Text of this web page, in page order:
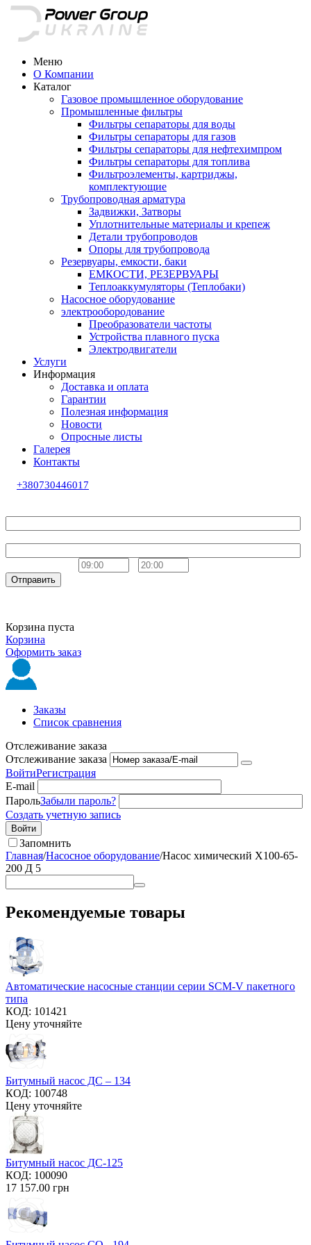
Меню
О Компании
Каталог
Газовое промышленное оборудование
Промышленные фильтры
Фильтры сепараторы для воды
Фильтры сепараторы для газов
Фильтры сепараторы для нефтехимпром
Фильтры сепараторы для топлива
Фильтроэлементы, картриджы,
комплектующие
Трубопроводная арматура
Задвижки, Затворы
Уплотнительные материалы и крепеж
Детали трубопроводов
Опоры для трубопровода
Резервуары, емкости, баки
ЕМКОСТИ, РЕЗЕРВУАРЫ
Теплоаккумуляторы (Теплобаки)
Насосное оборудование
электрообородование
Преобразователи частоты
Устройства плавного пуска
Электродвигатели
Услуги
Информация
Доставка и оплата
Гарантии
Полезная информация
Новости
Опросные листы
Галерея
Контакты
+380730446017
Отправить
Корзина пуста
Корзина
Оформить заказ
Заказы
Список сравнения
Отслеживание заказа
Отслеживание заказа
ВойтиРегистрация
E-mail
ПарольЗабыли пароль?
Создать учетную запись
Войти
Запомнить
Главная/Насосное оборудование/Насос химический Х100-65-
200 Д 5
Рекомендуемые товары
Автоматические насосные станции серии SCM-V пакетного
типа
КОД: 101421
Цену уточняйте
Битумный насос ДС – 134
КОД: 100748
Цену уточняйте
Битумный насос ДС-125
КОД: 100090
17 157.00 грн